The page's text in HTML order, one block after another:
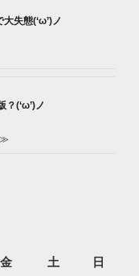
失態(‘ω’)ノ
？(‘ω’)ノ
金 土 日